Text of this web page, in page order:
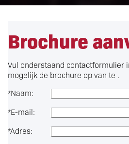
Brochure
Vul onderstaand contactformulier
mogelijk de brochure op van te .
*Naam:
*E-mail:
*Adres: